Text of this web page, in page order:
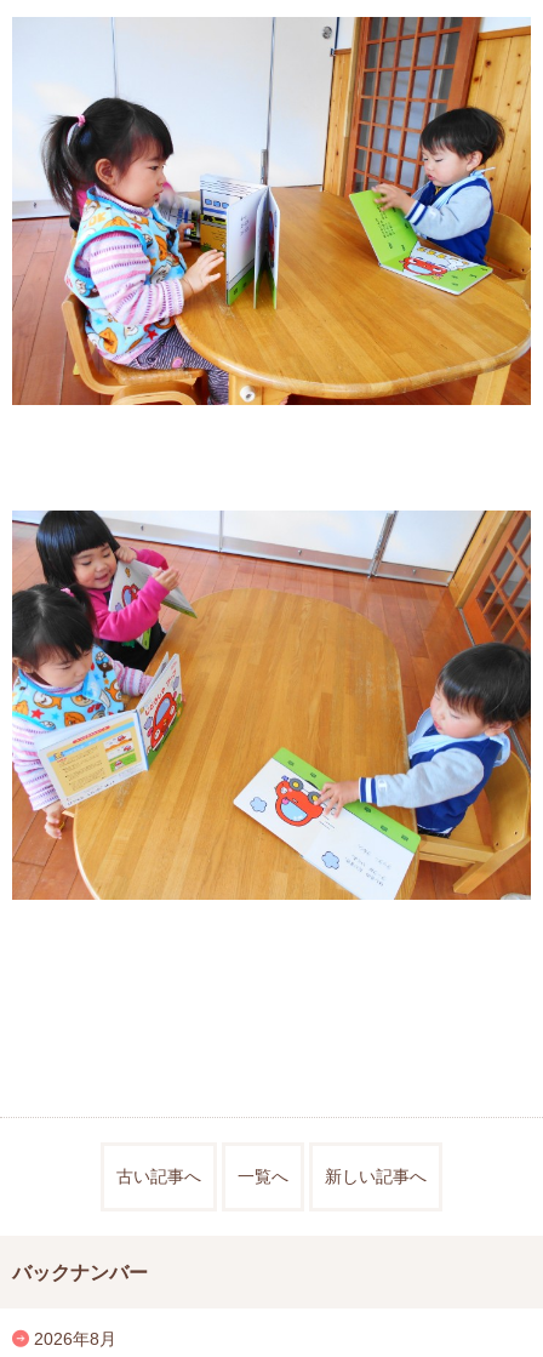
古い記事へ 一覧へ 新しい記事へ
バックナンバー
2026年8月